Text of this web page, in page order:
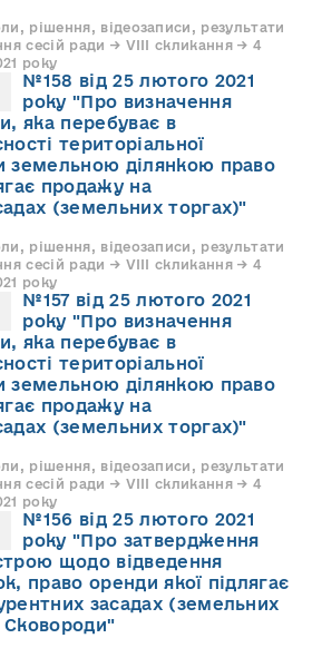
рішення, відеозаписи, результати
сесій ради → VIII скликання → 4
року
№158 від 25 лютого 2021
року "Про визначення
яка перебуває в
територіальної
земельною ділянкою право
продажу на
(земельних торгах)"
рішення, відеозаписи, результати
сесій ради → VIII скликання → 4
року
№157 від 25 лютого 2021
року "Про визначення
яка перебуває в
територіальної
земельною ділянкою право
продажу на
(земельних торгах)"
рішення, відеозаписи, результати
сесій ради → VIII скликання → 4
року
№156 від 25 лютого 2021
року "Про затвердження
щодо відведення
право оренди якої підлягає
засадах (земельних
Сковороди"